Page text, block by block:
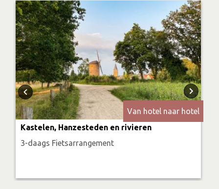
Van hotel naar hotel
Kastelen, Hanzesteden en rivieren
3-daags Fietsarrangement